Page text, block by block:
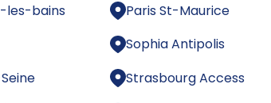
les-bains
Paris St-Maurice
Sophia Antipolis
Strasbourg Access